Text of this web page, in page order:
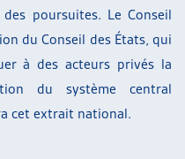
poursuites. Le Conseil
du Conseil des États, qui
à des acteurs privés la
du système central
cet extrait national.